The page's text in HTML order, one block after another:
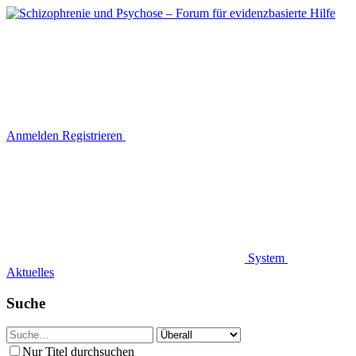
Anmelden Registrieren
System
Aktuelles
Suche
Nur Titel durchsuchen